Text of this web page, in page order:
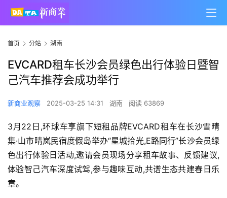
首页 分站 湖南
EVCARD租车长沙会员绿色出行体验日暨智
己汽车推荐会成功举行
新商业观察 2025-03-25 14:31 湖南 阅读 63869
​3月22日,环球车享旗下短租品牌EVCARD租车在长沙雪晴
集·山市晴岚民宿度假岛举办“星城拾光,E路同行”长沙会员绿
色出行体验日活动,邀请会员现场分享租车故事、反馈建议,
体验智己汽车深度试驾,参与趣味互动,共谱生态共建春日乐
章。